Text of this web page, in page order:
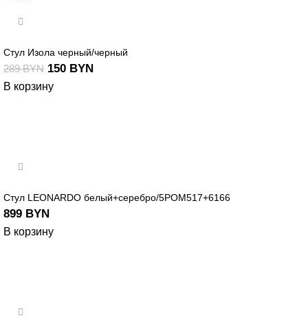
Стул Изола черный/черный
289BYN 150 BYN
В корзину
Стул LEONARDO белый+серебро/5РОМ517+6166
899 BYN
В корзину